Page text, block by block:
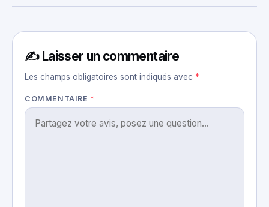
✍️ Laisser un commentaire
Les champs obligatoires sont indiqués avec *
COMMENTAIRE *